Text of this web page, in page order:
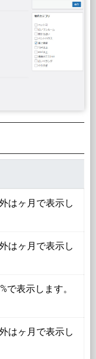
はヶ月で表示し
はヶ月で表示し
で表示します。
はヶ月で表示し